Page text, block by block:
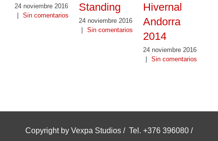
24 noviembre 2016
Sin comentarios
Standing
24 noviembre 2016
Sin comentarios
Hivernal
Andorra
2014
24 noviembre 2016
Sin comentarios
Copyright by Vexpa Studios / Tel. +376 396080 /